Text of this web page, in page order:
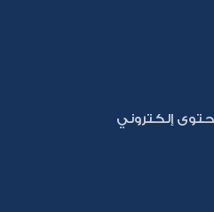
إلكتروني